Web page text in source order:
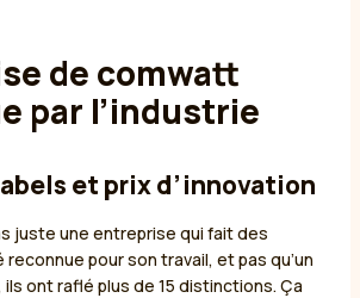
de comwatt
par l’industrie
et prix d’innovation
juste une entreprise qui fait des
pour son travail, et pas qu’un
ils ont raflé plus de 15 distinctions. Ça